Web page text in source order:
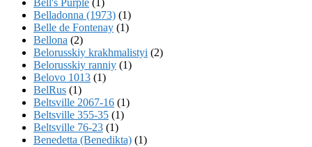
Belladonna (1973) (1)
Belle de Fontenay (1)
Bellona (2)
Belorusskiy krakhmalistyi (2)
Belorusskiy ranniy (1)
Belovo 1013 (1)
BelRus (1)
Beltsville 2067-16 (1)
Beltsville 355-35 (1)
Beltsville 76-23 (1)
Benedetta (Benedikta) (1)